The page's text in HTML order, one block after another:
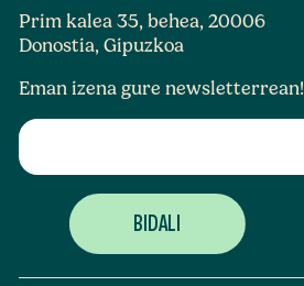
Prim kalea 35, behea, 20006
Donostia, Gipuzkoa
Eman izena gure newsletterrean!